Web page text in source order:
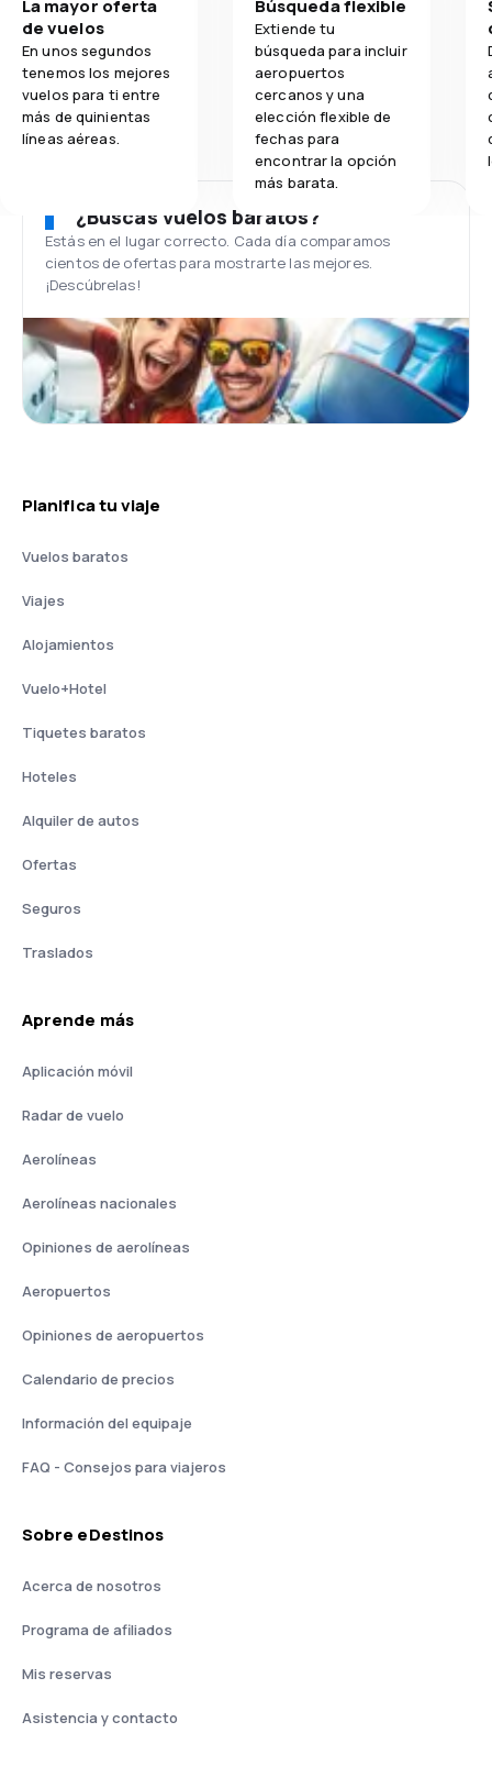
La mayor oferta
de vuelos
En unos segundos
tenemos los mejores
vuelos para ti entre
más de quinientas
líneas aéreas.
Búsqueda flexible
Extiende tu
búsqueda para incluir
aeropuertos
cercanos y una
elección flexible de
fechas para
encontrar la opción
más barata.
¿Buscas vuelos baratos?
Estás en el lugar correcto. Cada día comparamos
cientos de ofertas para mostrarte las mejores.
¡Descúbrelas!
Planifica tu viaje
Vuelos baratos
Viajes
Alojamientos
Vuelo+Hotel
Tiquetes baratos
Hoteles
Alquiler de autos
Ofertas
Seguros
Traslados
Aprende más
Aplicación móvil
Radar de vuelo
Aerolíneas
Aerolíneas nacionales
Opiniones de aerolíneas
Aeropuertos
Opiniones de aeropuertos
Calendario de precios
Información del equipaje
FAQ - Consejos para viajeros
Sobre eDestinos
Acerca de nosotros
Programa de afiliados
Mis reservas
Asistencia y contacto